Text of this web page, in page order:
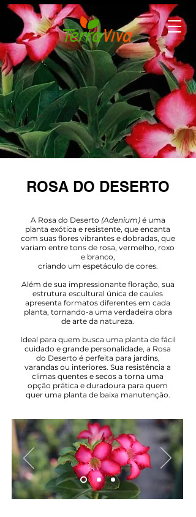
ROSA DO DESERTO
A Rosa do Deserto (Adenium)é uma
planta exótica e resistente, que encanta
com suas flores vibrantes e dobradas, que
variam entre tons de rosa, vermelho, roxo
e branco,
criando um espetáculo de cores.
Além de sua impressionante floração, sua
estrutura escultural única de caules
apresenta formatos diferentes em cada
planta, tornando-a uma verdadeira obra
de arte da natureza.
Ideal para quem busca uma planta de fácil
cuidado e grande personalidade, a Rosa
do Deserto é perfeita para jardins,
varandas ou interiores. Sua resistência a
climas quentes e secos a torna uma
opção prática e duradoura para quem
quer uma planta de baixa manutenção.